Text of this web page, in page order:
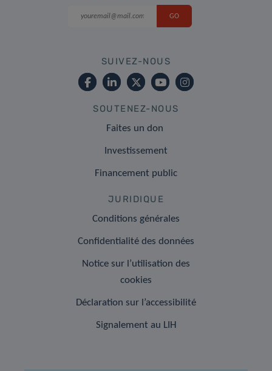
SUIVEZ-NOUS
SOUTENEZ-NOUS
Faites un don
Investissement
Financement public
JURIDIQUE
Conditions générales
Confidentialité des données
Notice sur l’utilisation des
cookies
Déclaration sur l’accessibilité
Signalement au LIH